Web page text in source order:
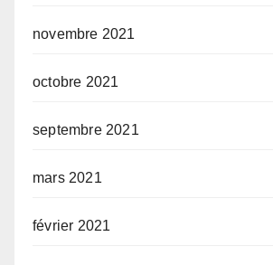
novembre 2021
octobre 2021
septembre 2021
mars 2021
février 2021